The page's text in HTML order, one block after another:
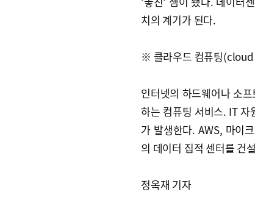
치의 계기가 된다.
※ 클라우드 컴퓨팅
인터넷의 하드웨어나 소
하는 컴퓨팅 서비스. IT 자
가 발생한다. AWS, 마이
의 데이터 집적 센터를 건
정옥재 기자